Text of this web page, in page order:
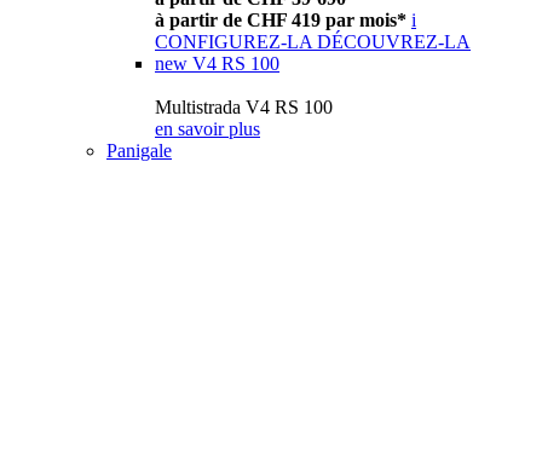
à partir de CHF 419 par mois* i
CONFIGUREZ-LA DÉCOUVREZ-LA
new V4 RS 100
Multistrada V4 RS 100
en savoir plus
Panigale